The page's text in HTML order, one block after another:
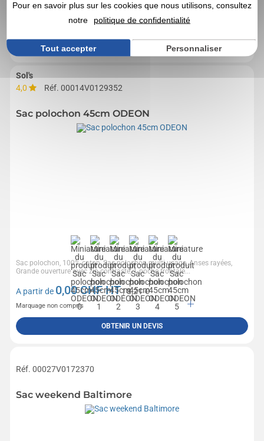
A partir de0,00CHF HT| 0,88 €
Marquage non compris
Sol's
4,0
Réf. 00014V0129352
Sac polochon 45cm ODEON
Sac polochon, 100% coton, Sac polochon multi-usage, Anses rayées,
Grande ouverture avec zip contrasté, 1 poche frontale...
A partir de 0,00CHF HT| 8,21 €
Marquage non compris
OBTENIR UN DEVIS
Réf. 00027V0172370
Sac weekend Baltimore
Pour en savoir plus sur les cookies que nous utilisons, consultez
notre
politique de confidentialité
Tout accepter Personnaliser